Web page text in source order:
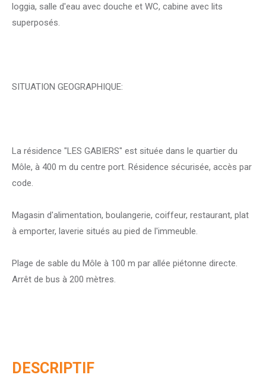
loggia, salle d'eau avec douche et WC, cabine avec lits
superposés.
SITUATION GEOGRAPHIQUE:
La résidence "LES GABIERS" est située dans le quartier du
Môle, à 400 m du centre port. Résidence sécurisée, accès par
code.
Magasin d'alimentation, boulangerie, coiffeur, restaurant, plat
à emporter, laverie situés au pied de l'immeuble.
Plage de sable du Môle à 100 m par allée piétonne directe.
Arrêt de bus à 200 mètres.
DESCRIPTIF